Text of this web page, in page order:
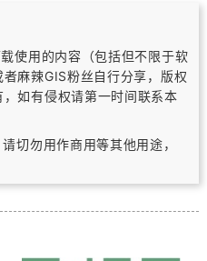
使用的内容（包括但不限于软
者麻辣GIS粉丝自行分享，版权
，如有侵权请第一时间联系本
切勿用作商用等其他用途，